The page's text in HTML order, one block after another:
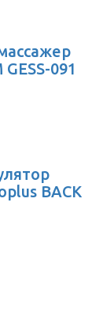
091
BACK